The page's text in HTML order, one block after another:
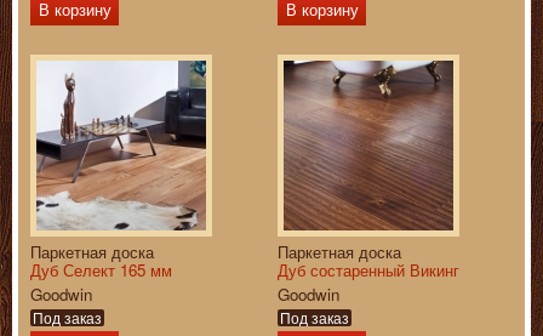
В корзину В корзину
Паркетная доска
Дуб Селект 165 мм
Goodwin
Под заказ
Паркетная доска
Дуб состаренный Викинг
Goodwin
Под заказ